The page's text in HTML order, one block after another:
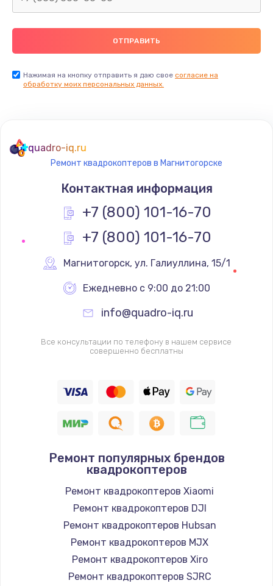
Нажимая на кнопку отправить я даю свое согласие на
обработку моих персональных данных.
quadro-iq.ru
Ремонт квадрокоптеров в Магнитогорске
Контактная информация
+7 (800) 101-16-70
+7 (800) 101-16-70
Магнитогорск, ул. Галиуллина, 15/1
Ежедневно с 9:00 до 21:00
info@quadro-iq.ru
Все консультации по телефону в нашем сервисе
совершенно бесплатны
Ремонт популярных брендов
квадрокоптеров
Ремонт квадрокоптеров Xiaomi
Ремонт квадрокоптеров DJI
Ремонт квадрокоптеров Hubsan
Ремонт квадрокоптеров MJX
Ремонт квадрокоптеров Xiro
Ремонт квадрокоптеров SJRC